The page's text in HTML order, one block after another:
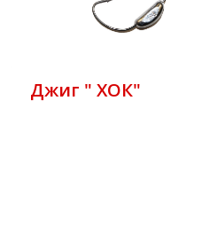
Джиг " ХОК"